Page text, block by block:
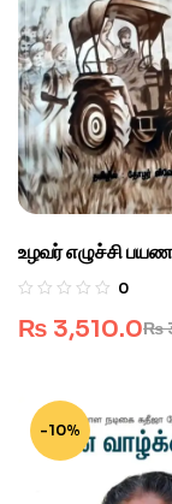
உழவர் எழுச்சி
0
₨
₨ 3,510.0
-10%